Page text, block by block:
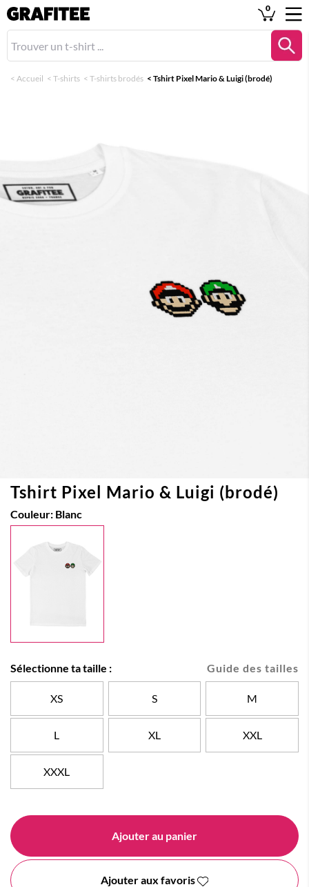
0
< Accueil < T-shirts < T-shirts brodés < Tshirt Pixel Mario & Luigi (brodé)
Tshirt Pixel Mario & Luigi (brodé)
Couleur: Blanc
Guide des tailles
Sélectionne ta taille :
XS S M
L XL XXL
XXXL
Ajouter au panier
Ajouter aux favoris